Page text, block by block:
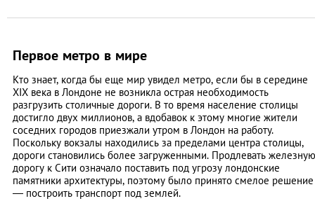
Первое метро в мире
Кто знает, когда бы еще мир увидел метро, если бы в середине
XIX века в Лондоне не возникла острая необходимость
разгрузить столичные дороги. В то время население столицы
достигло двух миллионов, а вдобавок к этому многие жители
соседних городов приезжали утром в Лондон на работу.
Поскольку вокзалы находились за пределами центра столицы,
дороги становились более загруженными. Продлевать железную
дорогу к Сити означало поставить под угрозу лондонские
памятники архитектуры, поэтому было принято смелое решение
— построить транспорт под землей.